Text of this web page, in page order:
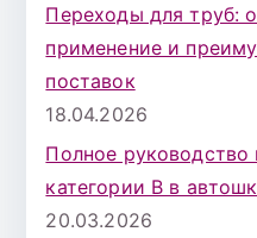
Переходы для труб:
применение и
поставок
18.04.2026
Полное руководство
категории B в
20.03.2026